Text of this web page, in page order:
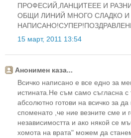
ПРОФЕСИЙ,ЛАНЦИТЕЕЕ И
ОБЩИ ЛИНИЙ МНОГО СЛАДКО
15 март, 2011 13:54
Анонимен каза...
Всичко написано е все едно за
истината.Не съм само съгласна с
абсолютно готови на всичко за да
споменато ,че ние везните сме и
независимостта и ако някой се
хомота на врата" можем да